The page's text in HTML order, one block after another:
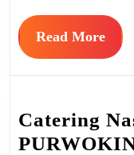
Read MoreRead
More
Catering